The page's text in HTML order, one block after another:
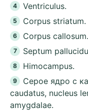
Ventriculus.
Corpus striatum.
Corpus callosum.
Septum
Himocampus.
Cepoe ядро с
caudatus, nucleus
amygdalae.